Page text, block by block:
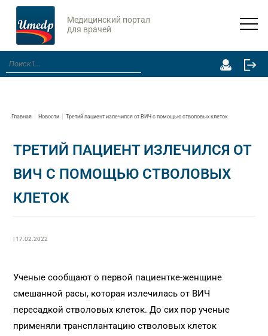
Медицинский портал
для врачей
Главная Новости Третий пациент излечился от ВИЧ с помощью стволовых клеток
ТРЕТИЙ ПАЦИЕНТ ИЗЛЕЧИЛСЯ ОТ
ВИЧ С ПОМОЩЬЮ СТВОЛОВЫХ
КЛЕТОК
| 17.02.2022
Ученые сообщают о первой пациентке-женщине
смешанной расы, которая излечилась от ВИЧ
пересадкой стволовых клеток. До сих пор ученые
применяли трансплантацию стволовых клеток